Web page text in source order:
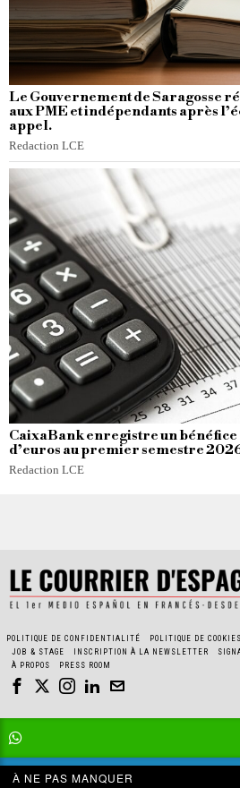
Le Gouvernement de Saragosse
aux PME et indépendants après
appel.
Redaction LCE
CaixaBank enregistre un
d’euros au premier semestre
Redaction LCE
POLITIQUE DE CONFIDENTIALITÉ POLITIQUE DE COOKIES
JOB & STAGE
INSCRIPTION À LA NEWSLETTER
À PROPOS
PRESS ROOM
À NE PAS MANQUER